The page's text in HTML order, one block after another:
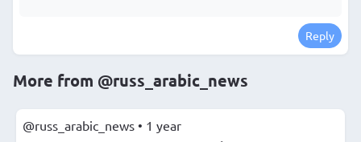
Reply
More from @russ_arabic_news
@russ_arabic_news • 1 year